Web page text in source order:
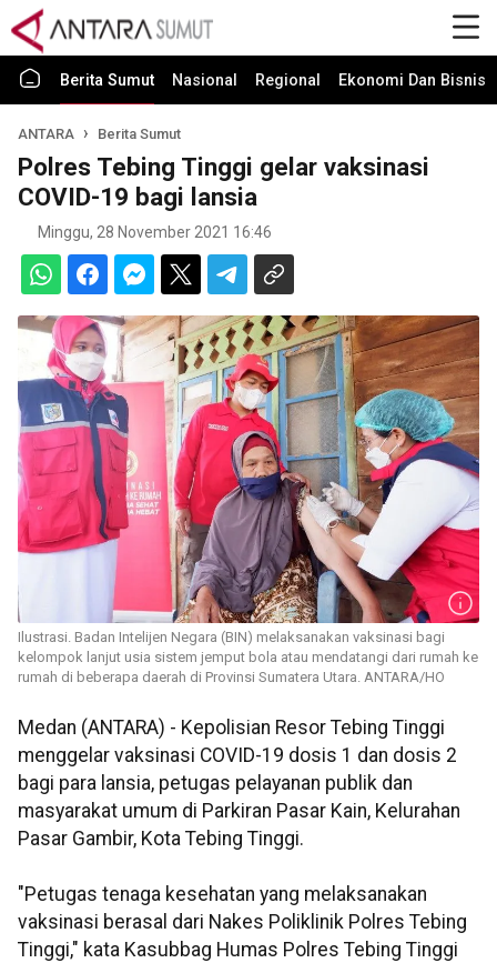
Berita Sumut Nasional Regional Ekonomi Dan Bisnis
ANTARA Berita Sumut
Polres Tebing Tinggi gelar vaksinasi
COVID-19 bagi lansia
Minggu, 28 November 2021 16:46
Ilustrasi. Badan Intelijen Negara (BIN) melaksanakan vaksinasi bagi
kelompok lanjut usia sistem jemput bola atau mendatangi dari rumah ke
rumah di beberapa daerah di Provinsi Sumatera Utara. ANTARA/HO
Medan (ANTARA) - Kepolisian Resor Tebing Tinggi
menggelar vaksinasi COVID-19 dosis 1 dan dosis 2
bagi para lansia, petugas pelayanan publik dan
masyarakat umum di Parkiran Pasar Kain, Kelurahan
Pasar Gambir, Kota Tebing Tinggi.
"Petugas tenaga kesehatan yang melaksanakan
vaksinasi berasal dari Nakes Poliklinik Polres Tebing
Tinggi," kata Kasubbag Humas Polres Tebing Tinggi